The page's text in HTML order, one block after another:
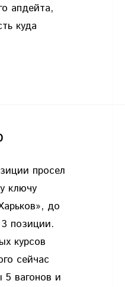
апдейта,
куда
просел
ключу
до
позиции.
курсов
сейчас
5 вагонов и